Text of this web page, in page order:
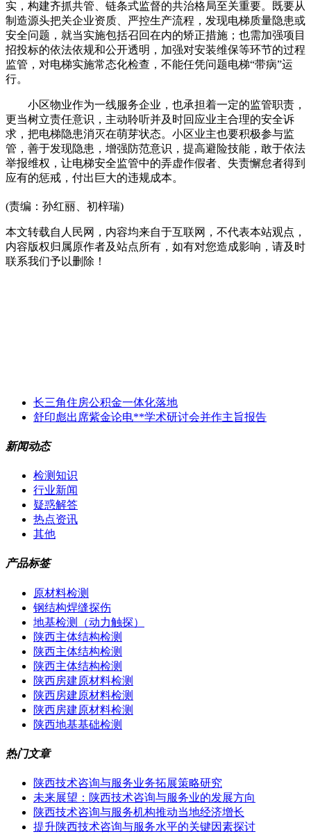
实，构建齐抓共管、链条式监督的共治格局至关重要。既要从
制造源头把关企业资质、严控生产流程，发现电梯质量隐患或
安全问题，就当实施包括召回在内的矫正措施；也需加强项目
招投标的依法依规和公开透明，加强对安装维保等环节的过程
监管，对电梯实施常态化检查，不能任凭问题电梯“带病”运
行。
小区物业作为一线服务企业，也承担着一定的监管职责，
更当树立责任意识，主动聆听并及时回应业主合理的安全诉
求，把电梯隐患消灭在萌芽状态。小区业主也要积极参与监
管，善于发现隐患，增强防范意识，提高避险技能，敢于依法
举报维权，让电梯安全监管中的弄虚作假者、失责懈怠者得到
应有的惩戒，付出巨大的违规成本。
(责编：孙红丽、初梓瑞)
本文转载自人民网，内容均来自于互联网，不代表本站观点，
内容版权归属原作者及站点所有，如有对您造成影响，请及时
联系我们予以删除！
长三角住房公积金一体化落地
舒印彪出席紫金论电**学术研讨会并作主旨报告
新闻动态
检测知识
行业新闻
疑惑解答
热点资讯
其他
产品标签
原材料检测
钢结构焊缝探伤
地基检测（动力触探）
陕西主体结构检测
陕西主体结构检测
陕西主体结构检测
陕西房建原材料检测
陕西房建原材料检测
陕西房建原材料检测
陕西地基基础检测
热门文章
陕西技术咨询与服务业务拓展策略研究
未来展望：陕西技术咨询与服务业的发展方向
陕西技术咨询与服务机构推动当地经济增长
提升陕西技术咨询与服务水平的关键因素探讨